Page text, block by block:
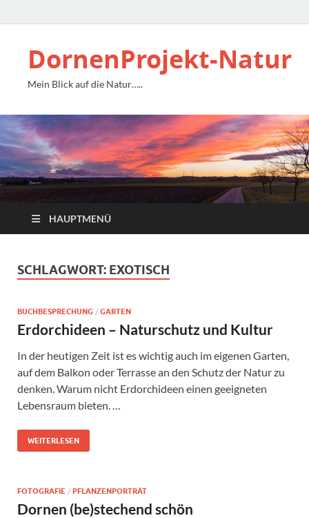
DornenProjekt-Natur
Mein Blick auf die Natur…..
HAUPTMENÜ
SCHLAGWORT: EXOTISCH
BUCHBESPRECHUNG / GARTEN
Erdorchideen – Naturschutz und Kultur
In der heutigen Zeit ist es wichtig auch im eigenen Garten,
auf dem Balkon oder Terrasse an den Schutz der Natur zu
denken. Warum nicht Erdorchideen einen geeigneten
Lebensraum bieten. …
WEITERLESEN
FOTOGRAFIE / PFLANZENPORTRÄT
Dornen (be)stechend schön